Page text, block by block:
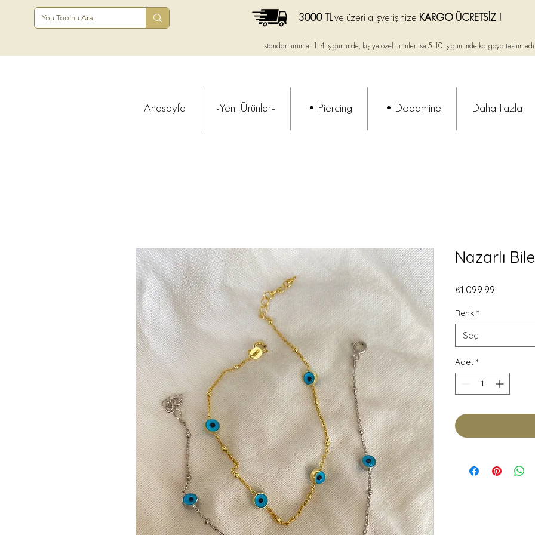
standart ürünler 1-4 iş gününde, kişiye özel ürünler ise 5-10 iş gününde kargoya teslim
3000 TLve üzeri alışverişinize KARGO ÜCRETSİZ !
Anasayfa -Yeni Ürünler- •Piercing •Dopamine Daha Fazla
Nazarlı
₺1.099,99
Renk *
Seç
Adet *